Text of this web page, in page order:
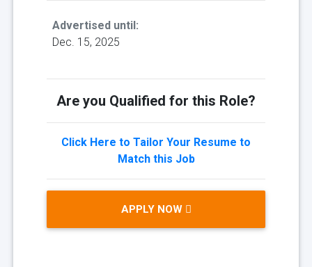
Advertised until:
Dec. 15, 2025
Are you Qualified for this Role?
Click Here to Tailor Your Resume to
Match this Job
APPLY NOW